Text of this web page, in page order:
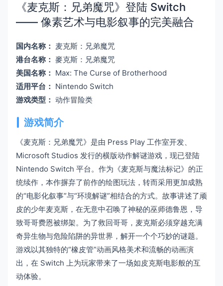
《麦克斯：兄弟魔咒》登陆 Switch
—— 像素艺术与电影叙事的完美融合
国内名称： 麦克斯：兄弟魔咒
港台名称： 麥克斯：兄弟魔咒
美国名称： Max: The Curse of Brotherhood
适用平台： Nintendo Switch
游戏类型： 动作冒险类
游戏简介
《麦克斯：兄弟魔咒》是由 Press Play 工作室开发、
Microsoft Studios 发行的横版动作解谜游戏，现已登陆
Nintendo Switch 平台。作为《麦克斯与魔法标记》的正
统续作，本作摒弃了前作的绘图玩法，转而采用更加成熟
的“电影化叙事”与“环境解谜”相结合的方式。故事讲述了顽
皮的少年麦克斯，在无意中召唤了神秘的巫师德鲁恩，导
致哥哥费恩被绑架。为了救回哥哥，麦克斯必须穿越充满
奇异生物与危险陷阱的异世界，解开一个个巧妙的谜题。
游戏以其独特的“橡皮管”动画风格美术和流畅的动画演
出，在 Switch 上为玩家带来了一场如皮克斯电影般的互
动体验。